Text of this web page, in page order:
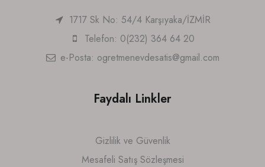
1717 Sk No: 54/4 Karşıyaka/İZMİR
Telefon: 0(232) 364 64 20
e-Posta: ogretmenevdesatis@gmail.com
Faydalı Linkler
Gizlilik ve Güvenlik
Mesafeli Satış Sözleşmesi